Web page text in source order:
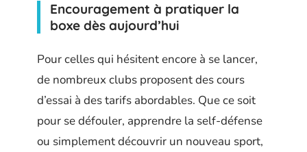
Encouragement à pratiquer la
boxe dès aujourd’hui
Pour celles qui hésitent encore à se lancer,
de nombreux clubs proposent des cours
d’essai à des tarifs abordables. Que ce soit
pour se défouler, apprendre la self-défense
ou simplement découvrir un nouveau sport,